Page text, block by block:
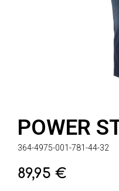
POWER
364-4975-001-781-44-32
Regulärer Preis:
89,95 €